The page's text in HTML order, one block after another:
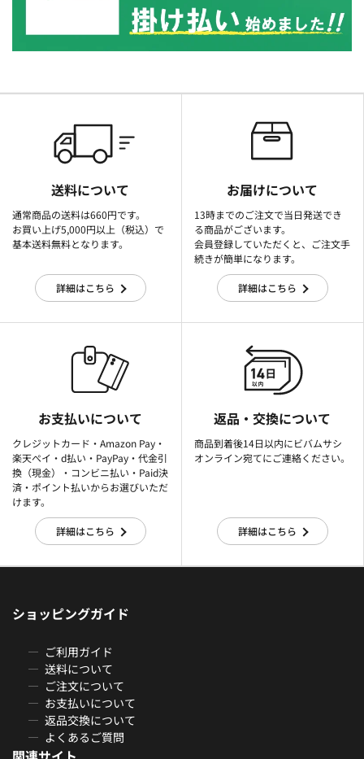
送料について
通常商品の送料は660円です。
お買い上げ5,000円以上（税込）で
基本送料無料となります。
詳細はこちら
お届けについて
13時までのご注文で当日発送でき
る商品がございます。
会員登録していただくと、ご注文手
続きが簡単になります。
詳細はこちら
お支払いについて
クレジットカード・Amazon Pay・
楽天ぺイ・d払い・PayPay・代金引
換（現金）・コンビニ払い・Paid決
済・ポイント払いからお選びいただ
けます。
詳細はこちら
返品・交換について
商品到着後14日以内にビバムサシ
オンライン宛てにご連絡ください。
詳細はこちら
ショッピングガイド
ご利用ガイド
送料について
ご注文について
お支払いについて
返品交換について
よくあるご質問